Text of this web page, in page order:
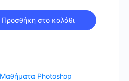
Προσθήκη στο καλάθι
Μαθήματα Photoshop